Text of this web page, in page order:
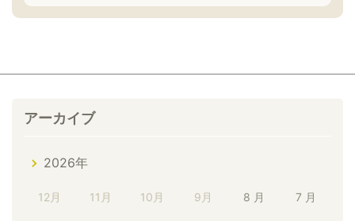
アーカイブ
2026年
12月 11月 10月 9月 8 月 7 月